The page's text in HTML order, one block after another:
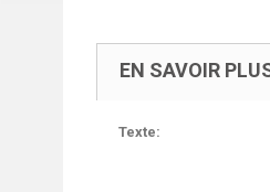
EN SAVOIR
Texte: